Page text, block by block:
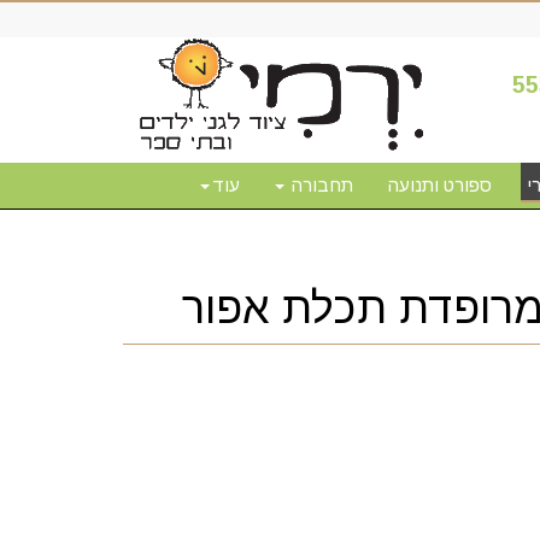
ספורט ותנועה תחבורה עוד
מרופדת תכלת אפור